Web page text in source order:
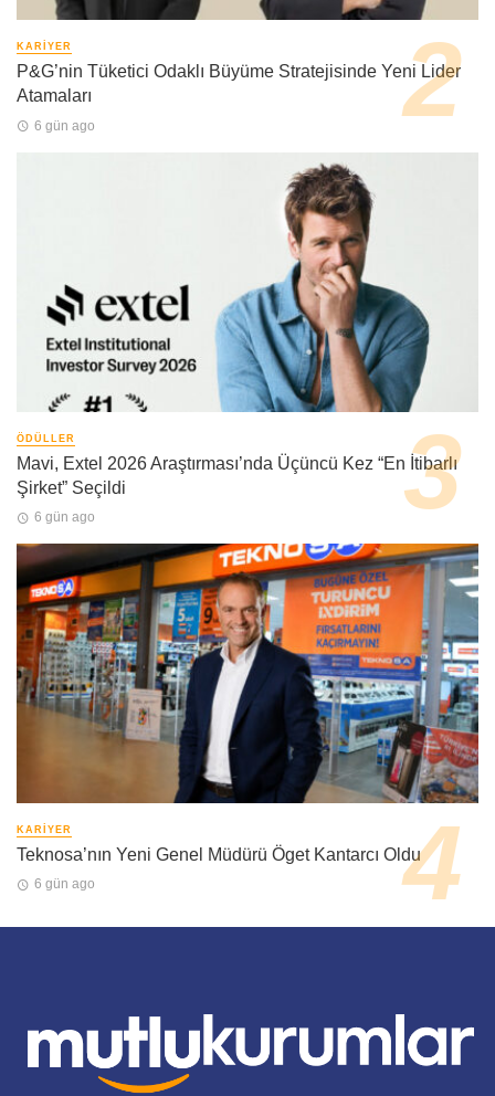
KARIYER
P&G’nin Tüketici Odaklı Büyüme Stratejisinde Yeni Lider
Atamaları
6 gün ago
ÖDÜLLER
Mavi, Extel 2026 Araştırması’nda Üçüncü Kez “En İtibarlı
Şirket” Seçildi
6 gün ago
KARIYER
Teknosa’nın Yeni Genel Müdürü Öget Kantarcı Oldu
6 gün ago